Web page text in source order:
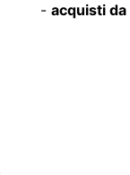
- acquisti da